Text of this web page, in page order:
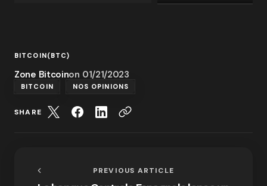
BITCOIN(BTC)
Zone Bitcoinon 01/21/2023
BITCOIN NOS OPINIONS
SHARE
PREVIOUS ARTICLE